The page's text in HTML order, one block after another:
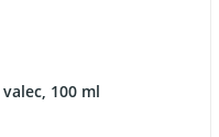
100 ml